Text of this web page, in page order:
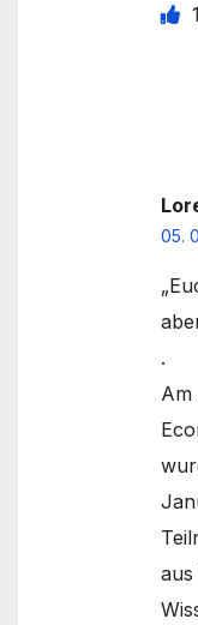
1
05.
.
Am